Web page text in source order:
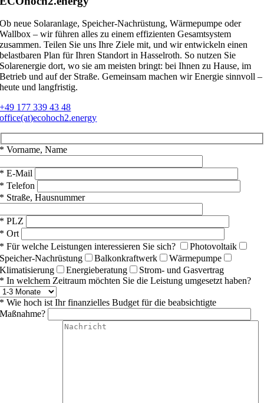
Ob neue Solaranlage, Speicher-Nachrüstung, Wärmepumpe oder
Wallbox – wir führen alles zu einem effizienten Gesamtsystem
zusammen. Teilen Sie uns Ihre Ziele mit, und wir entwickeln einen
belastbaren Plan für Ihren Standort in Hasselroth. So nutzen Sie
Solarenergie dort, wo sie am meisten bringt: bei Ihnen zu Hause, im
Betrieb und auf der Straße. Gemeinsam machen wir Energie sinnvoll –
heute und langfristig.
+49 177 339 43 48
office(at)ecohoch2.energy
* Vorname, Name
* E-Mail
* Telefon
* Straße, Hausnummer
* PLZ
* Ort
* Für welche Leistungen interessieren Sie sich?
Photovoltaik
Speicher-Nachrüstung
Balkonkraftwerk
Wärmepumpe
Klimatisierung
Energieberatung
Strom- und Gasvertrag
* In welchem Zeitraum möchten Sie die Leistung umgesetzt haben?
* Wie hoch ist Ihr finanzielles Budget für die beabsichtigte
Maßnahme?